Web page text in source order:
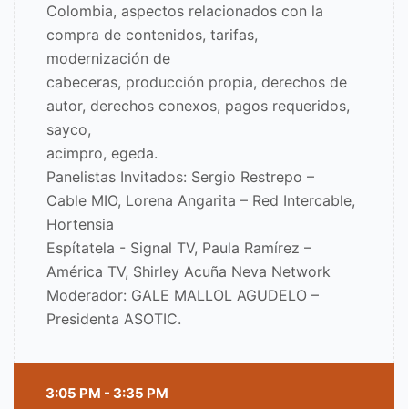
Colombia, aspectos relacionados con la
compra de contenidos, tarifas,
modernización de
cabeceras, producción propia, derechos de
autor, derechos conexos, pagos requeridos,
sayco,
acimpro, egeda.
Panelistas Invitados: Sergio Restrepo –
Cable MIO, Lorena Angarita – Red Intercable,
Hortensia
Espítatela - Signal TV, Paula Ramírez –
América TV, Shirley Acuña Neva Network
Moderador: GALE MALLOL AGUDELO –
Presidenta ASOTIC.
3:05 PM - 3:35 PM